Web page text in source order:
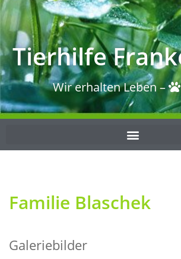
Tierhilfe
Wir erhalten Leben –
Familie Blaschek
Galeriebilder